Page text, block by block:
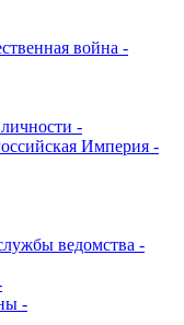
война -
-
Империя -
ведомства -
-